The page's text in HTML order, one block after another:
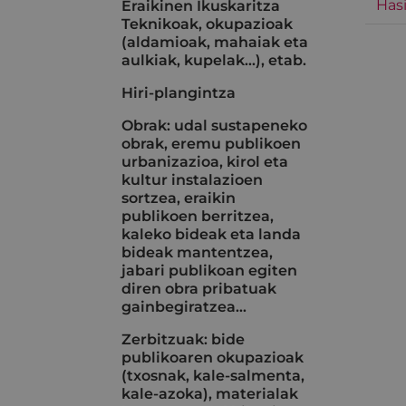
Eraikinen Ikuskaritza
Teknikoak, okupazioak
(aldamioak, mahaiak eta
aulkiak, kupelak...), etab.
Hiri-plangintza
Obrak: udal sustapeneko
obrak, eremu publikoen
urbanizazioa, kirol eta
kultur instalazioen
sortzea, eraikin
publikoen berritzea,
kaleko bideak eta landa
bideak mantentzea,
jabari publikoan egiten
diren obra pribatuak
gainbegiratzea…
Zerbitzuak: bide
publikoaren okupazioak
(txosnak, kale-salmenta,
kale-azoka), materialak